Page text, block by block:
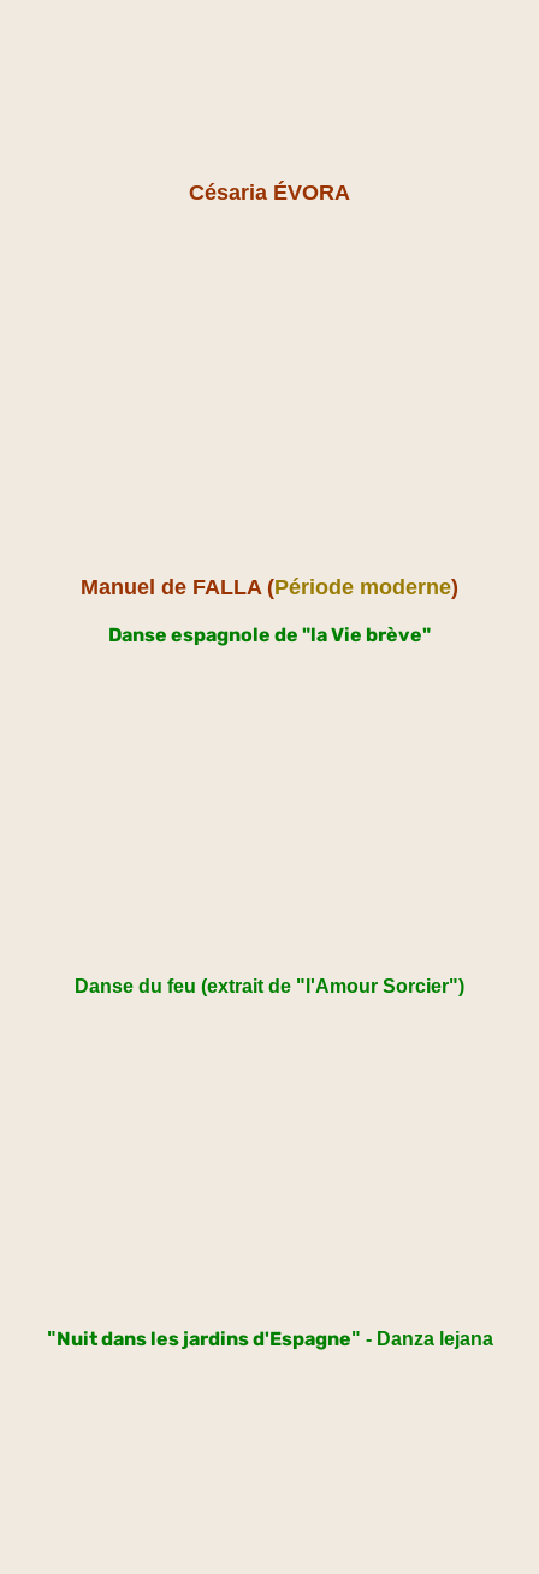
Césaria ÉVORA
Manuel de FALLA (Période moderne)
Danse espagnole de "la Vie brève"
Danse du feu (extrait de "l'Amour Sorcier")
"Nuit dans les jardins d'Espagne" - Danza lejana